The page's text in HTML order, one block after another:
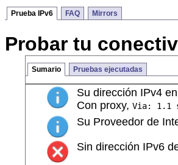
Prueba IPv6 FAQ Mirrors
Probar tu
Sumario Pruebas ejecutadas
Su dirección IPv4
Con proxy, Via: 1.1
Su Proveedor de
Sin dirección IPv6